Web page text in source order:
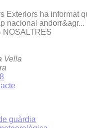
Exteriors ha informat
nacional andorr&agr...
NOSALTRES
Vella
guàrdia